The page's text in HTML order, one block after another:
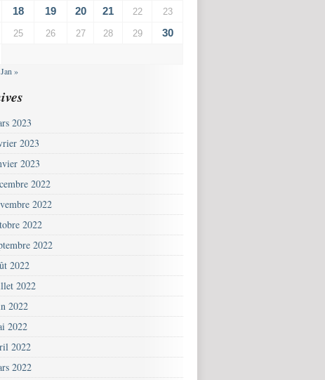
18 19 20 21 22 23
25 26 27 28 29 30
Jan »
2023
2023
2023
2022
2022
2022
2022
2022
2022
2022
2022
2022
2022